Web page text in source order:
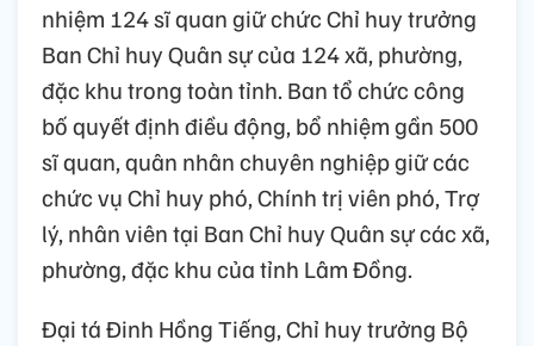
nhiệm 124 sĩ quan giữ chức Chỉ huy trưởng
Ban Chỉ huy Quân sự của 124 xã, phường,
đặc khu trong toàn tỉnh. Ban tổ chức công
bố quyết định điều động, bổ nhiệm gần 500
sĩ quan, quân nhân chuyên nghiệp giữ các
chức vụ Chỉ huy phó, Chính trị viên phó, Trợ
lý, nhân viên tại Ban Chỉ huy Quân sự các xã,
phường, đặc khu của tỉnh Lâm Đồng.
Đại tá Đinh Hồng Tiếng, Chỉ huy trưởng Bộ